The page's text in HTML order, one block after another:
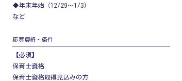
◆年末年始（12/29～1/3）
など
応募資格・条件
【必須】
保育士資格
保育士資格取得見込みの方